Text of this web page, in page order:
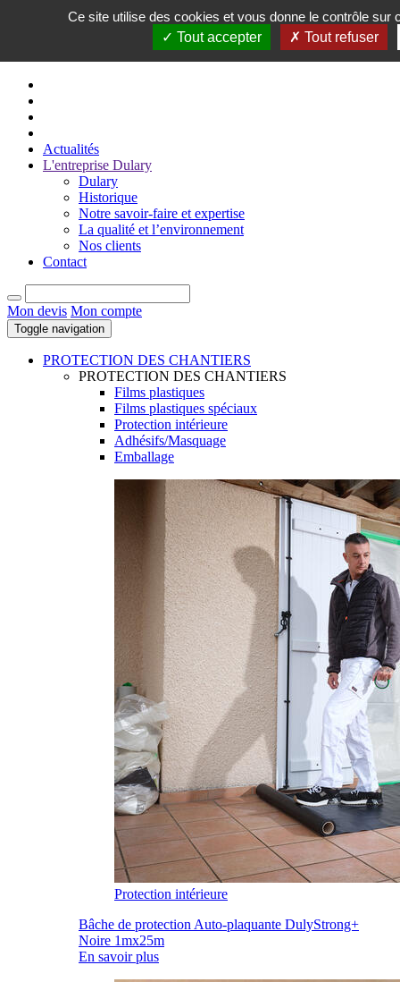
Actualités
L'entreprise Dulary
Dulary
Historique
Notre savoir-faire et expertise
La qualité et l’environnement
Nos clients
Contact
Mon devis Mon compte
Toggle navigation
PROTECTION DES CHANTIERS
PROTECTION DES CHANTIERS
Films plastiques
Films plastiques spéciaux
Protection intérieure
Adhésifs/Masquage
Emballage
Protection intérieure
Bâche de protection Auto-plaquante DulyStrong+
Noire 1mx25m
En savoir plus
Ce site utilise des cookies et vous donne le contrôle sur
Tout accepter
Tout refuser